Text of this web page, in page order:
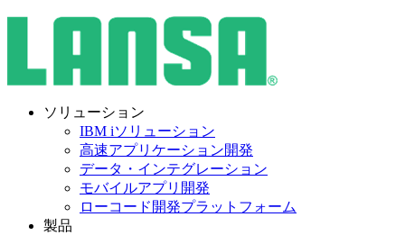
ソリューション
IBM iソリューション
高速アプリケーション開発
データ・インテグレーション
モバイルアプリ開発
ローコード開発プラットフォーム
製品